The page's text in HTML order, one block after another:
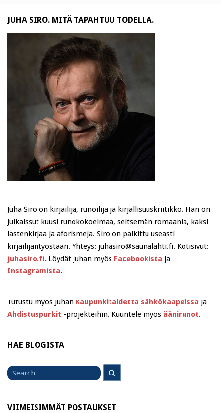
JUHA SIRO. MITÄ TAPAHTUU TODELLA.
Juha Siro on kirjailija, runoilija ja kirjallisuuskriitikko. Hän on
julkaissut kuusi runokokoelmaa, seitsemän romaania, kaksi
lastenkirjaa ja aforismeja. Siro on palkittu useasti
kirjailijantyöstään. Yhteys: juhasiro@saunalahti.fi. Kotisivut:
juhasiro.fi. Löydät Juhan myös Facebookista ja
Instagramista.
Tutustu myös Juhan Kaupunkitaidetta sähkökaapeissa ja
Ahdistuspurkit -projekteihin. Kuuntele myös äänirunot.
HAE BLOGISTA
Search
for
VIIMEISIMMÄT POSTAUKSET